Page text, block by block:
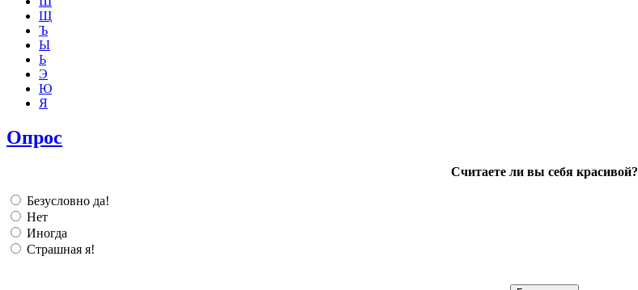
Щ
Ъ
Ы
Ь
Э
Ю
Я
Опрос
Считаете ли вы себя красивой?
Безусловно да!
Нет
Иногда
Страшная я!